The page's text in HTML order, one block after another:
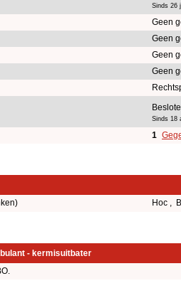
Sinds 26
Geen
Geen
Geen
Geen
Sinds 18
1
Hoc ,
- kermisuitbater